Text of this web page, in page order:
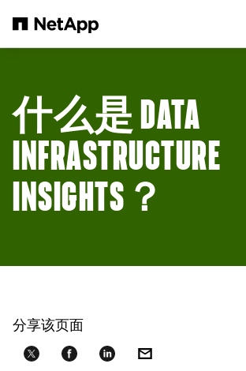
什么是 DATA
INFRASTRUCTURE
INSIGHTS？
分享该页面